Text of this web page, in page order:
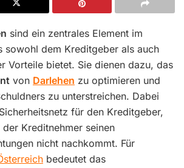
sind ein zentrales Element im
sowohl dem Kreditgeber als auch
Vorteile bietet. Sie dienen dazu, das
von Darlehen zu optimieren und
zu unterstreichen. Dabei
für den Kreditgeber,
Kreditnehmer seinen
nicht nachkommt. Für
bedeutet das